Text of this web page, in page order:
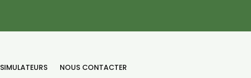
SIMULATEURS NOUS CONTACTER